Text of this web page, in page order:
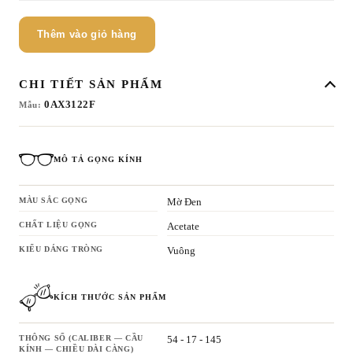
Thêm vào giỏ hàng
CHI TIẾT SẢN PHẨM
Mẫu: 0AX3122F
MÔ TẢ GỌNG KÍNH
MÀU SẮC GỌNG Mờ Đen
CHẤT LIỆU GỌNG Acetate
KIỂU DÁNG TRÒNG Vuông
KÍCH THƯỚC SẢN PHẨM
THÔNG SỐ (CALIBER — CẦU
KÍNH — CHIỀU DÀI CÀNG)
54 - 17 - 145